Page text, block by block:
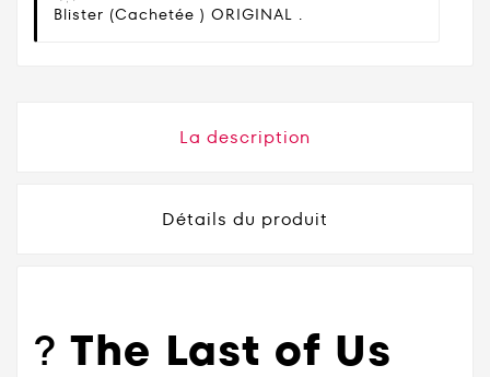
Blister (cachetée ) ORIGINAL .
La description
Détails du produit
? The Last of Us